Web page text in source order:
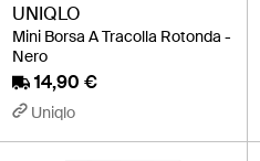
UNIQLO
Mini Borsa A Tracolla Rotonda -
Nero
14,90 €
Uniqlo